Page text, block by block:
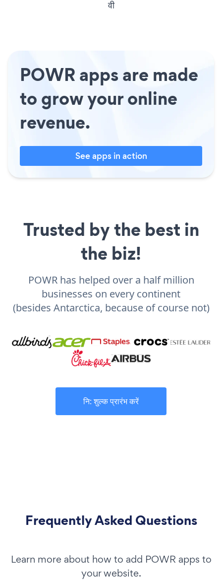
वी
POWR apps are made
to grow your online
revenue.
See apps in action
Trusted by the best in
the biz!
POWR has helped over a half million
businesses on every continent
(besides Antarctica, because of course not)
नि: शुल्क प्रारंभ करें
Frequently Asked Questions
Learn more about how to add POWR apps to
your website.